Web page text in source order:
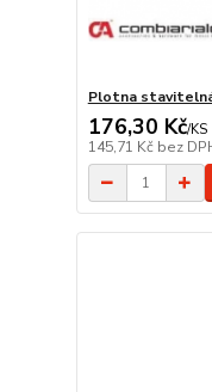
Plotna
176,30 Kč/KS
145,71 Kč bez